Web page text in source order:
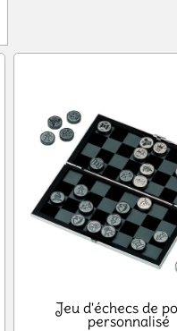
Jeu d'échecs de
personnalisé